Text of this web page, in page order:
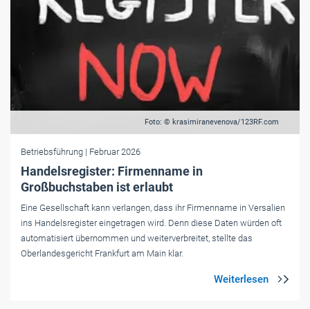
Foto: © krasimiranevenova/123RF.com
Betriebsführung | Februar 2026
Handelsregister: Firmenname in
Großbuchstaben ist erlaubt
Eine Ge­sell­schaft kann ver­lan­gen, dass ihr Fir­men­na­me in Ver­sa­li­en
ins Han­dels­re­gis­ter ein­ge­tra­gen wird. Denn diese Da­ten wür­den oft
au­to­ma­ti­siert über­nom­men und wei­ter­ver­brei­tet, stellte das
Oberlandesgericht Frank­furt am Main klar.